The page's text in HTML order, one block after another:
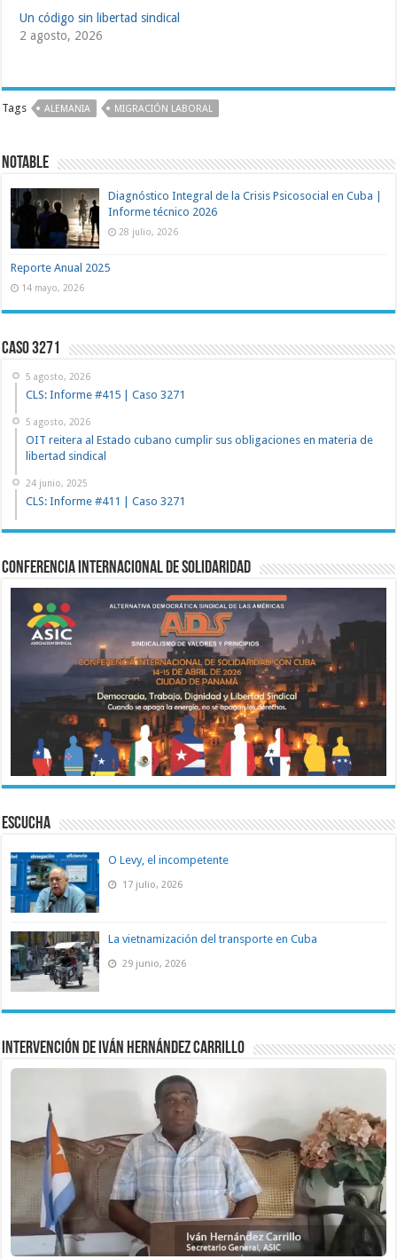
Un código sin libertad sindical
2 agosto, 2026
Tags ALEMANIA MIGRACIÓN LABORAL
NOTABLE
Diagnóstico Integral de la Crisis Psicosocial en Cuba |
Informe técnico 2026
28 julio, 2026
Reporte Anual 2025
14 mayo, 2026
Caso 3271
5 agosto, 2026
CLS: Informe #415 | Caso 3271
5 agosto, 2026
OIT reitera al Estado cubano cumplir sus obligaciones en materia de
libertad sindical
24 junio, 2025
CLS: Informe #411 | Caso 3271
Conferencia Internacional de Solidaridad
ESCUCHA
O Levy, el incompetente
17 julio, 2026
La vietnamización del transporte en Cuba
29 junio, 2026
Intervención de Iván Hernández Carrillo